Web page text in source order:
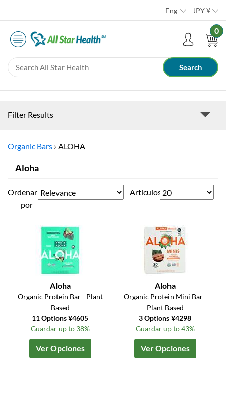
Eng JPY¥
0
Filter Results
Organic Bars › ALOHA
Aloha
Ordenar
por
Artículos
Aloha
Organic Protein Bar - Plant
Based
11 Options ¥4605
Guardar up to 38%
Ver Opciones
Aloha
Organic Protein Mini Bar -
Plant Based
3 Options ¥4298
Guardar up to 43%
Ver Opciones